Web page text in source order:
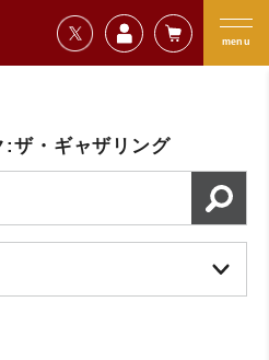
menu
格安TCG通販
・ギャザリング